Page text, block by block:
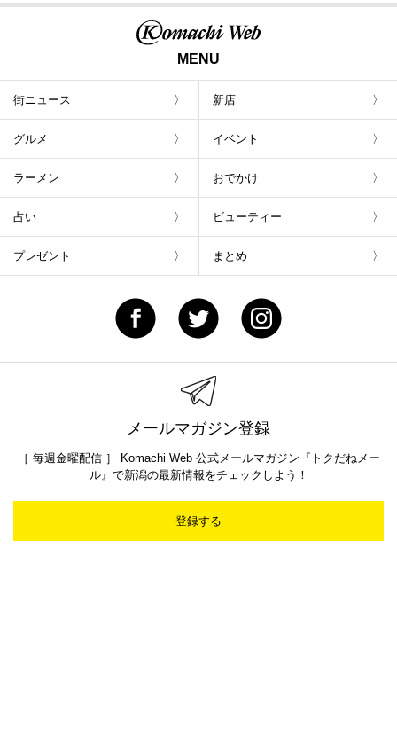
MENU
街ニュース 新店
グルメ イベント
ラーメン おでかけ
占い ビューティー
プレゼント まとめ
メールマガジン登録
［ 毎週金曜配信 ］ Komachi Web 公式メールマガジン『トクだねメー
ル』で新潟の最新情報をチェックしよう！
登録する